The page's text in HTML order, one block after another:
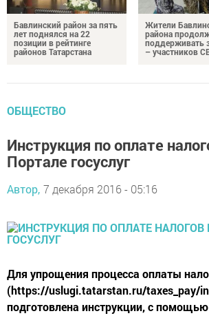
Бавлинский район за пять
лет поднялся на 22
позиции в рейтинге
районов Татарстана
Жители
района
поддерживать
– участников
ОБЩЕСТВО
Инструкция по оплате
Портале госуслуг
Автор, 7 декабря 2016 - 05:16
Для упрощения процесса оплаты
(https://uslugi.tatarstan.ru/taxes_pay/
подготовлена инструкции, с